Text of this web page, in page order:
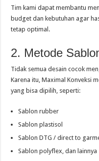
Tim kami dapat membantu
budget dan kebutuhan agar
tetap optimal.
2. Metode
Tidak semua desain cocok
Karena itu, Maximal Konveksi
yang bisa dipilih, seperti:
Sablon rubber
Sablon plastisol
Sablon DTG / direct to
Sablon polyflex, dan lainnya